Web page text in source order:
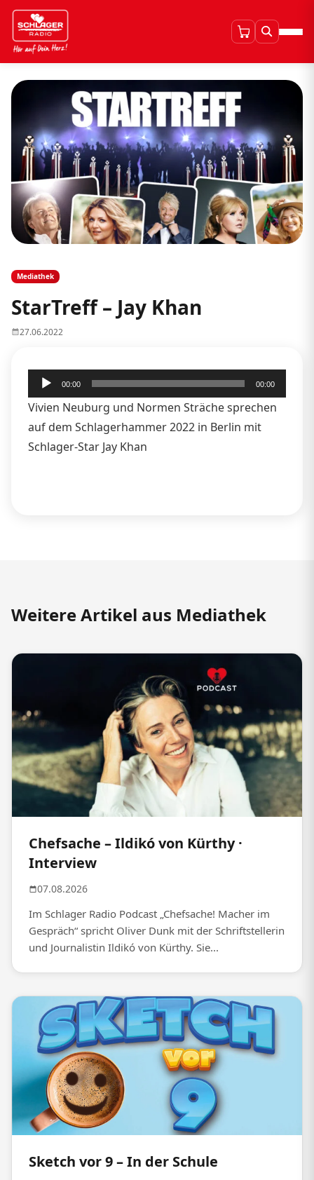
Mediathek
StarTreff – Jay Khan
27.06.2022
Audio-
Player
00:00 00:00
Vivien Neuburg und Normen Sträche sprechen
auf dem Schlagerhammer 2022 in Berlin mit
Schlager-Star Jay Khan
Weitere Artikel aus Mediathek
Chefsache – Ildikó von Kürthy ·
Interview
07.08.2026
Im Schlager Radio Podcast „Chefsache! Macher im
Gespräch“ spricht Oliver Dunk mit der Schriftstellerin
und Journalistin Ildikó von Kürthy. Sie...
Sketch vor 9 – In der Schule